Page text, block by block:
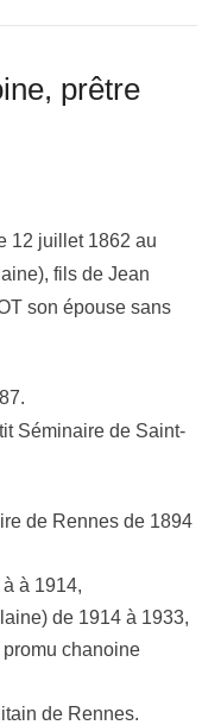
prêtre
12 juillet 1862 au
fils de Jean
son épouse sans
Séminaire de Saint-
de Rennes de 1894
à 1914,
de 1914 à 1933,
chanoine
de Rennes.